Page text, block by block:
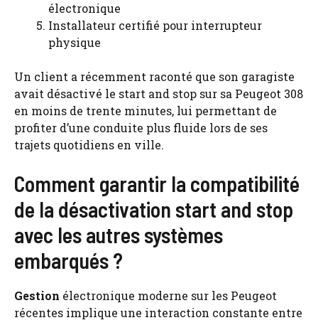
électronique
Installateur certifié pour interrupteur
physique
Un client a récemment raconté que son garagiste
avait désactivé le start and stop sur sa Peugeot 308
en moins de trente minutes, lui permettant de
profiter d’une conduite plus fluide lors de ses
trajets quotidiens en ville.
Comment garantir la compatibilité
de la désactivation start and stop
avec les autres systèmes
embarqués ?
Gestion électronique moderne sur les Peugeot
récentes implique une interaction constante entre